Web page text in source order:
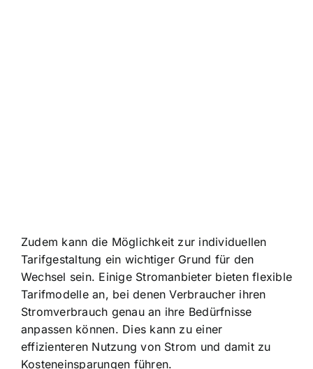
Zudem kann die Möglichkeit zur individuellen
Tarifgestaltung ein wichtiger Grund für den
Wechsel sein. Einige Stromanbieter bieten flexible
Tarifmodelle an, bei denen Verbraucher ihren
Stromverbrauch genau an ihre Bedürfnisse
anpassen können. Dies kann zu einer
effizienteren Nutzung von Strom und damit zu
Kosteneinsparungen führen.